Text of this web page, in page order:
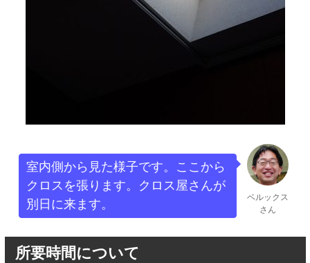
ベルックス
さん
室内側から見た様子です。ここから
クロスを張ります。クロス屋さんが
別日に来ます。
所要時間について